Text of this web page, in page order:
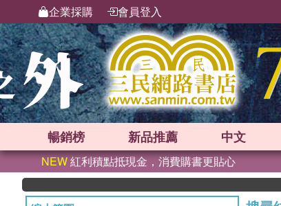
企業採購 會員登入
暢銷榜 新品推薦 中文
NEW紅利積點抵現金，消費購書更貼心